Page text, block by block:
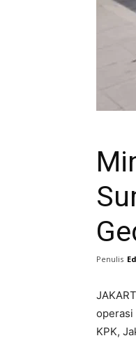
Penulis
operasi
KPK,